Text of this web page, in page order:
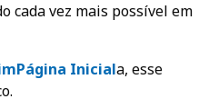
cada vez mais possível em
Página Iniciala, esse